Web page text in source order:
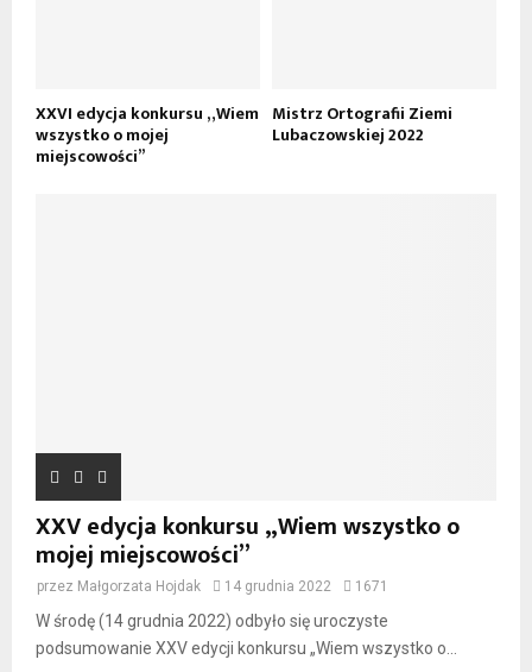
XXVI edycja konkursu „Wiem
wszystko o mojej
miejscowości”
Mistrz Ortografii Ziemi
Lubaczowskiej 2022
XXV edycja konkursu „Wiem wszystko o
mojej miejscowości”
przez Małgorzata Hojdak 14 grudnia 2022 1671
W środę (14 grudnia 2022) odbyło się uroczyste
podsumowanie XXV edycji konkursu „Wiem wszystko o...